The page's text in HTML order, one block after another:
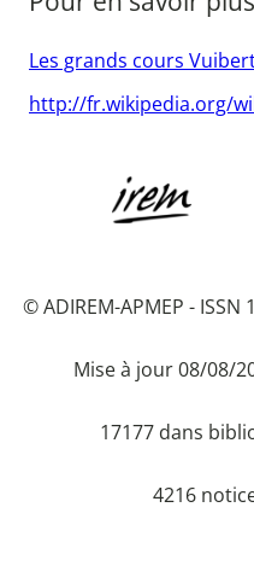
Les grands cours
http://fr.wikipedia.org/
© ADIREM-APMEP - ISSN
Mise à jour 08/08/
17177 dans
4216